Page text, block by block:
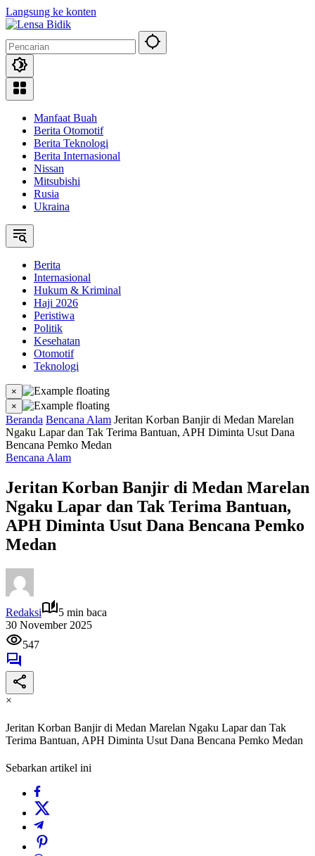
Langsung ke konten
Manfaat Buah
Berita Otomotif
Berita Teknologi
Berita Internasional
Nissan
Mitsubishi
Rusia
Ukraina
Berita
Internasional
Hukum & Kriminal
Haji 2026
Peristiwa
Politik
Kesehatan
Otomotif
Teknologi
×
×
Beranda Bencana Alam Jeritan Korban Banjir di Medan Marelan
Ngaku Lapar dan Tak Terima Bantuan, APH Diminta Usut Dana
Bencana Pemko Medan
Bencana Alam
Jeritan Korban Banjir di Medan Marelan
Ngaku Lapar dan Tak Terima Bantuan,
APH Diminta Usut Dana Bencana Pemko
Medan
Redaksi
5 min baca
30 November 2025
547
×
Jeritan Korban Banjir di Medan Marelan Ngaku Lapar dan Tak
Terima Bantuan, APH Diminta Usut Dana Bencana Pemko Medan
Sebarkan artikel ini